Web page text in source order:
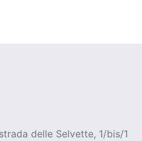
delle Selvette, 1/bis/1